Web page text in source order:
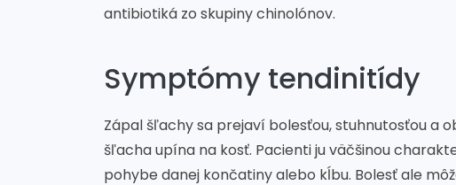
antibiotiká zo skupiny chinolónov.
Symptómy tendinitídy
Zápal šľachy sa prejaví bolesťou, stuhnutosťou a
šľacha upína na kosť. Pacienti ju väčšinou
pohybe danej končatiny alebo kĺbu. Bolesť ale